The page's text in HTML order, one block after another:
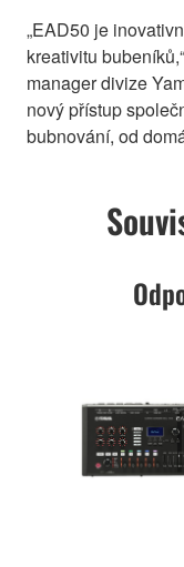
„EAD50 je
kreativitu
manager divize
nový přístup
bubnování, od